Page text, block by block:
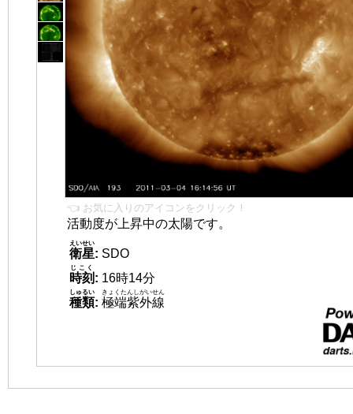
👈 お気に入りのアイコンをクリック！
活動度が上昇中の太陽です。
衛星
えいせい
: SDO
時刻
じこく
: 16時14分
種類
しゅるい
: 極端紫外線
きょくたんしがいせん